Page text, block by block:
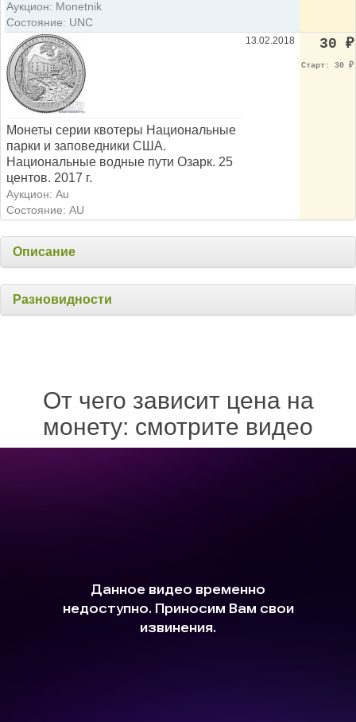
Аукцион: Monetnik
Состояние: UNC
Монеты серии квотеры Национальные
парки и заповедники США.
Национальные водные пути Озарк. 25
центов. 2017 г.
Аукцион: Au
Состояние: AU
13.02.2018 30 ₽
Старт: 30 ₽
Описание
Разновидности
От чего зависит цена на
монету: смотрите видео